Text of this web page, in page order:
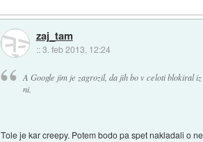
zaj_tam
::3. feb 2013, 12:24
A Google jim je zagrozil, da jih bo v celoti blokiral
ni.
Tole je kar creepy. Potem bodo pa spet nakladali o